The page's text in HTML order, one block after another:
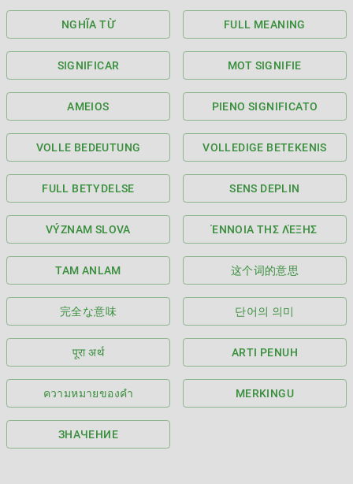
NGHĨA TỪ FULL MEANING
SIGNIFICAR MOT SIGNIFIE
AMEIOS PIENO SIGNIFICATO
VOLLE BEDEUTUNG VOLLEDIGE BETEKENIS
FULL BETYDELSE SENS DEPLIN
VÝZNAM SLOVA ΈΝΝΟΙΑ ΤΗΣ ΛΈΞΗΣ
TAM ANLAM 这个词的意思
完全な意味 단어의 의미
पूरा अर्थ ARTI PENUH
ความหมายของคำ MERKINGU
ЗНАЧЕНИЕ